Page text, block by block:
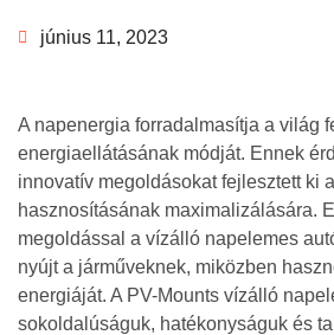
június 11, 2023
A napenergia forradalmasítja a világ
energiaellátásának módját. Ennek
innovatív megoldásokat fejlesztett ki
hasznosításának maximalizálására.
megoldással a vízálló napelemes
nyújt a járműveknek, miközben
energiáját. A PV-Mounts vízálló
sokoldalúságuk, hatékonyságuk és